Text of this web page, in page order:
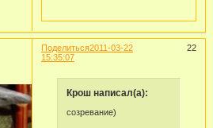
Поделиться 22
2011-03-22
15:35:07
Крош написал(а):
созревание)